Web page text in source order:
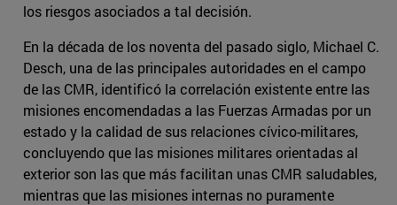
los riesgos asociados a tal decisión.
En la década de los noventa del pasado siglo, Michael C.
Desch, una de las principales autoridades en el campo
de las CMR, identificó la correlación existente entre las
misiones encomendadas a las Fuerzas Armadas por un
estado y la calidad de sus relaciones cívico-militares,
concluyendo que las misiones militares orientadas al
exterior son las que más facilitan unas CMR saludables,
mientras que las misiones internas no puramente